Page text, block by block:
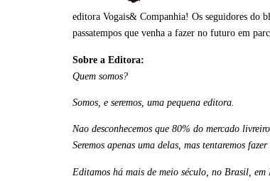
editora Vogais& Companhia! Os seguidores do
passatempos que venha a fazer no futuro em
Sobre a Editora:
Quem somos?
Somos, e seremos, uma pequena editora.
Nao desconhecemos que 80% do mercado
Seremos apenas uma delas, mas tentaremos
Editamos há mais de meio século, no Brasil,